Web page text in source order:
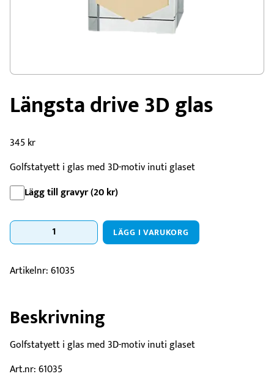
Längsta drive 3D glas
345kr
Golfstatyett i glas med 3D-motiv inuti glaset
Lägg till gravyr (20kr)
Längsta
drive
glas
LÄGG I VARUKORG
Artikelnr:61035
Beskrivning
Golfstatyett i glas med 3D-motiv inuti glaset
Art.nr: 61035